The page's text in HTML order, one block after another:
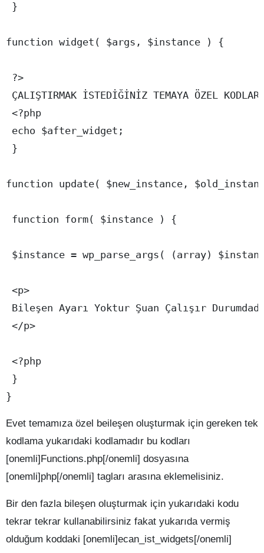
}
function widget( $args, $instance ) {
?>
ÇALIŞTIRMAK İSTEDİĞİNİZ TEMAYA ÖZEL KODLAR
<?php
echo $after_widget;
}
function update( $new_instance,
function form( $instance ) {
$instance = wp_parse_args( (array)
<p>
Bileşen Ayarı Yoktur Şuan Çalışır
</p>
<?php
}
}
Evet temamıza özel beileşen oluşturmak için gereken tek
kodlama yukarıdaki kodlamadır bu kodları
[onemli]Functions.php[/onemli] dosyasına
[onemli]php[/onemli] tagları arasına eklemelisiniz.
Bir den fazla bileşen oluşturmak için yukarıdaki kodu
tekrar tekrar kullanabilirsiniz fakat yukarıda vermiş
olduğum koddaki [onemli]ecan_ist_widgets[/onemli]